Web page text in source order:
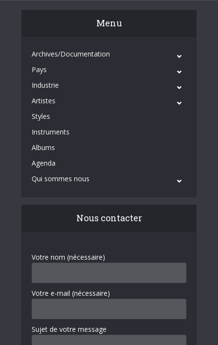
Menu
Archives/Documentation
Pays
Industrie
Artistes
Styles
Instruments
Albums
Agenda
Qui sommes nous
Nous contacter
Votre nom (nécessaire)
Votre e-mail (nécessaire)
Sujet de votre message